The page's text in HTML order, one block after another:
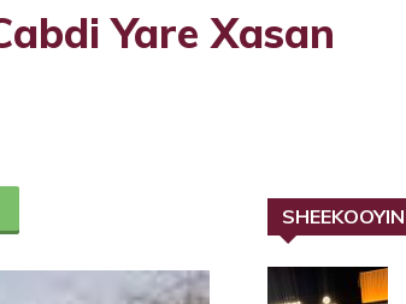
Yare Xasan
SHEEKOOYIN